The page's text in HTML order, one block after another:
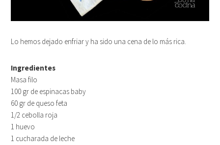
Lo hemos dejado enfriar y ha sido una cena de lo más rica.
Ingredientes
Masa filo
100 gr de espinacas baby
60 gr de queso feta
1/2 cebolla roja
1 huevo
1 cucharada de leche